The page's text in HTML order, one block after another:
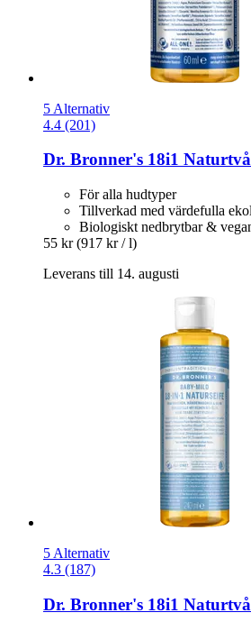
5 Alternativ
4.4 (201)
Dr. Bronner's 18i1
För alla hudtyper
Tillverkad med värdefulla
Biologiskt nedbrytbar &
55 kr (917 kr / l)
Leverans till 14. augusti
5 Alternativ
4.3 (187)
Dr. Bronner's 18i1